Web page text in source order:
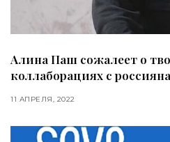
Алина Паш сожалеет о
коллаборациях с
11 АПРЕЛЯ, 2022